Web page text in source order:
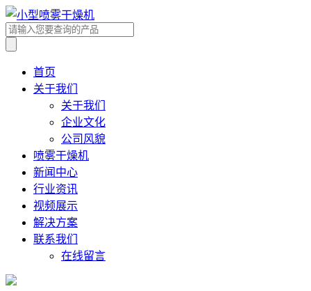
首页
关于我们
关于我们
企业文化
公司风貌
喷雾干燥机
新闻中心
行业资讯
视频展示
解决方案
联系我们
在线留言